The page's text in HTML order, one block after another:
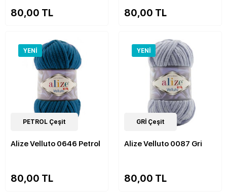
80,00 TL 80,00 TL
YENI
52Çeşit
PETROL Çeşit
Alize Velluto 0646 Petrol
80,00 TL
YENI
52Çeşit
GRİ Çeşit
Alize Velluto 0087 Gri
80,00 TL